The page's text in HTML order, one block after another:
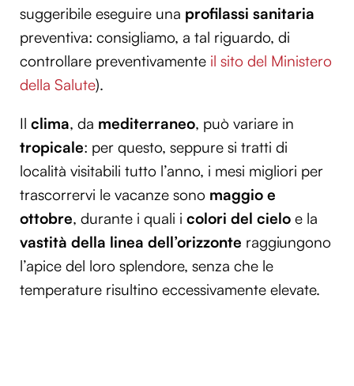
suggeribile eseguire una profilassi sanitaria
preventiva: consigliamo, a tal riguardo, di
controllare preventivamente il sito del Ministero
della Salute).
Il clima, da mediterraneo, può variare in
tropicale: per questo, seppure si tratti di
località visitabili tutto l’anno, i mesi migliori per
trascorrervi le vacanze sono maggio e
ottobre, durante i quali i colori del cielo e la
vastità della linea dell’orizzonte raggiungono
l’apice del loro splendore, senza che le
temperature risultino eccessivamente elevate.